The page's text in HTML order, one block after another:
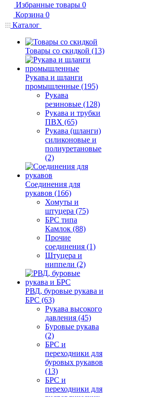
Избранные товары 0
Корзина 0
Каталог
Товары со скидкой (13)
Рукава и шланги
промышленные (195)
Рукава
резиновые (128)
Рукава и трубки
ПВХ (65)
Рукава (шланги)
силиконовые и
полиуретановые
(2)
Соединения для
рукавов (166)
Хомуты и
штуцера (75)
БРС типа
Камлок (88)
Прочие
соединения (1)
Штуцера и
ниппели (2)
РВД, буровые рукава и
БРС (63)
Рукава высокого
давления (45)
Буровые рукава
(2)
БРС и
переходники для
буровых рукавов
(13)
БРС и
переходники для